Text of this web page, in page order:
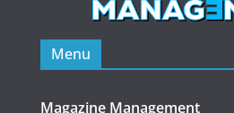
Menu
Magazine Management